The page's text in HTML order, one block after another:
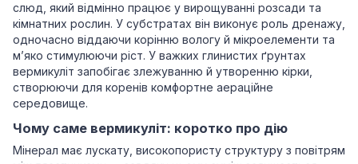
слюд, який відмінно працює у вирощуванні розсади та
кімнатних рослин. У субстратах він виконує роль дренажу,
одночасно віддаючи корінню вологу й мікроелементи та
м’яко стимулюючи ріст. У важких глинистих ґрунтах
вермикуліт запобігає злежуванню й утворенню кірки,
створюючи для коренів комфортне аераційне
середовище.
Чому саме вермикуліт: коротко про дію
Мінерал має лускату, високопористу структуру з повітрям